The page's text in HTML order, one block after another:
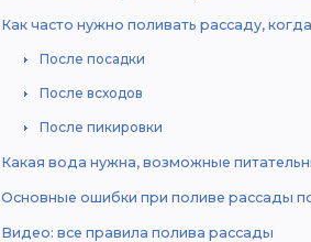
Как часто нужно поливать рассаду,
После посадки
После всходов
После пикировки
Какая вода нужна, возможные
Основные ошибки при поливе рассады
Видео: все правила полива рассады